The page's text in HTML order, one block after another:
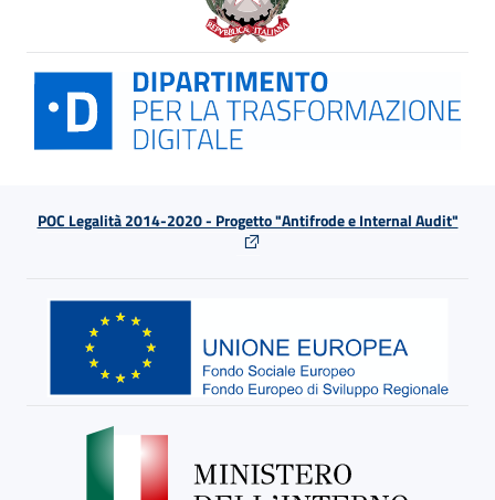
POC Legalità 2014-2020 - Progetto "Antifrode e Internal Audit"